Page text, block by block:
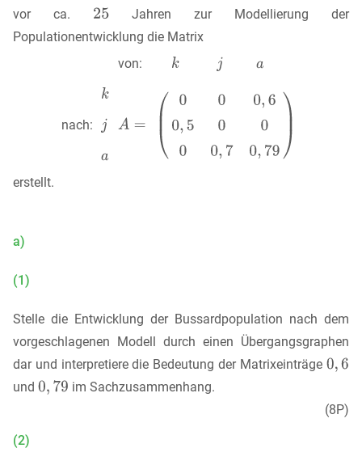
vor ca.
Jahren zur Modellierung der
Populationentwicklung die Matrix
von:
nach:
erstellt.
a)
(1)
Stelle die Entwicklung der Bussardpopulation nach dem
vorgeschlagenen Modell durch einen Übergangsgraphen
dar und interpretiere die Bedeutung der Matrixeinträge
und
im Sachzusammenhang.
(8P)
(2)